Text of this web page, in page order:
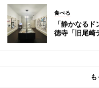
食べる
「静かなる
徳寺「旧尾崎
も